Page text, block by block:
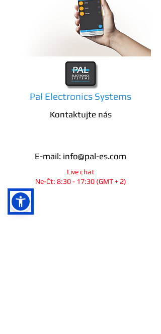
Pal Electronics Systems
Kontaktujte nás
E-mail: info@pal-es.com
Live chat
Ne-Čt: 8:30 - 17:30 (GMT + 2)